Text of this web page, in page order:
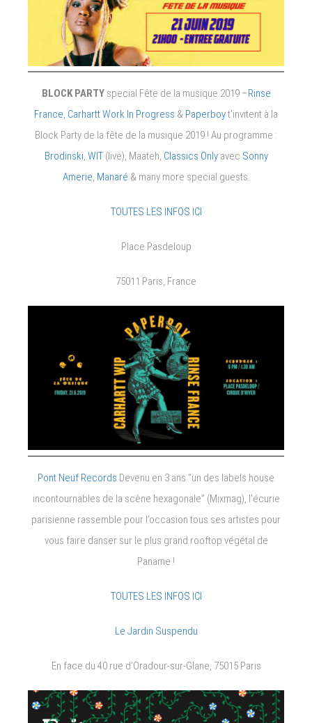
BLOCK PARTYspecial Fête de la musique 2019 –Rinse
France, Carhartt Work In Progress & Paperboyt’invitent à la
Block Party de la fête de la musique 2019 ! Au programme :
Brodinski, WIT(live), Maateh, Classics Onlyavec Sonny
Amerie, Manaré & many more special guests.
TOUTES LES INFOS ICI
Place Pasdeloup
75011 Paris, France
Pont Neuf Records Devenu en 3 ans “un des labels house
incontournables de la scène hexagonale” (Mixmag), l’écurie
parisienne rassemble pour l’occasion tous ses artistes pour
vous faire danser sur le plus grand rooftop végétal de
Paname !
TOUTES LES INFOS ICI
Le Jardin Suspendu
En face du 40 rue d’Oradour-sur-Glane, 75015 Paris